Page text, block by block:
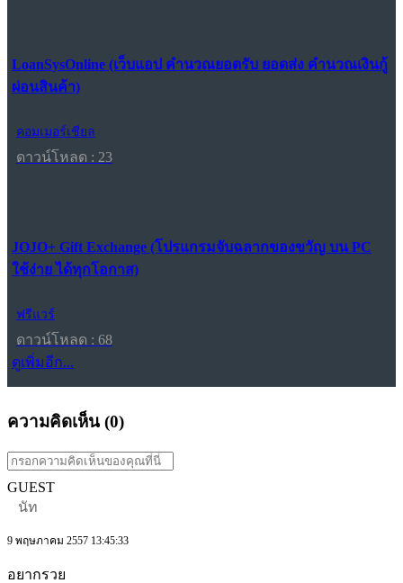
LoanSysOnline (เว็บแอป คำนวณยอดรับ ยอดส่ง คำนวณเงินกู้
ผ่อนสินค้า)
คอมเมอร์เชียล
ดาวน์โหลด : 23
JOJO+ Gift Exchange (โปรแกรมจับฉลากของขวัญ บน PC
ใช้ง่าย ได้ทุกโอกาส)
ฟรีแวร์
ดาวน์โหลด : 68
ดูเพิ่มอีก...
ความคิดเห็น (0)
GUEST
นัท
9 พฤษภาคม 2557 13:45:33
อยากรวย